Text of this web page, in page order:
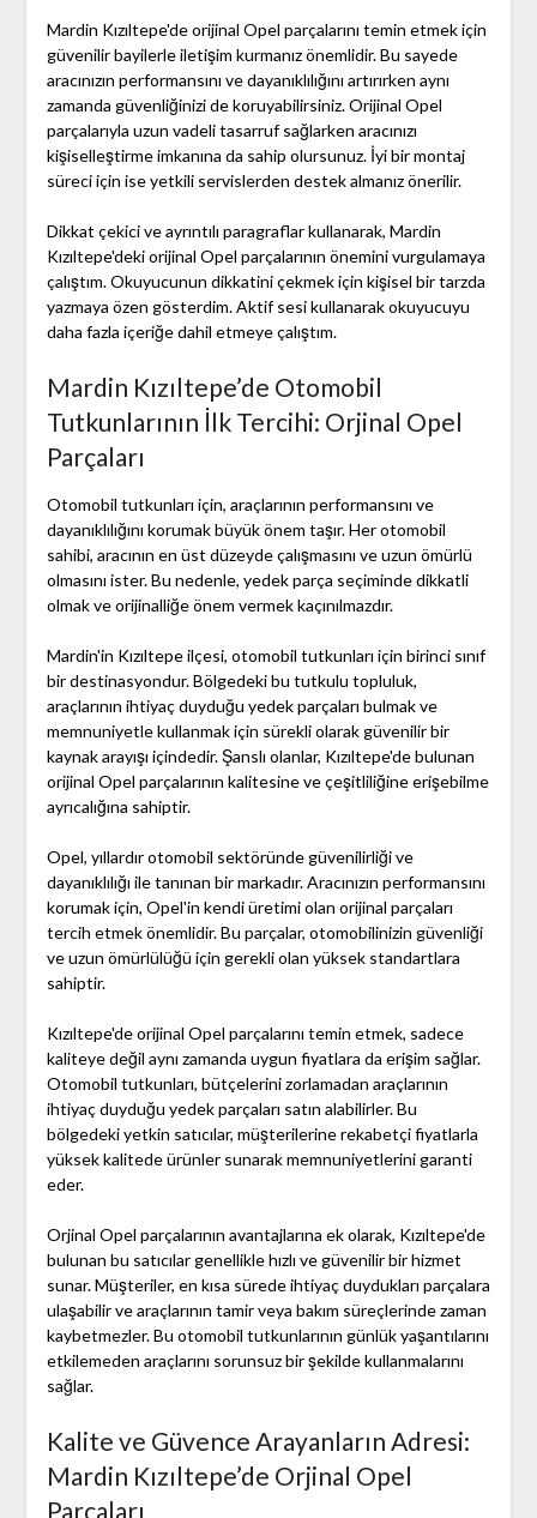
Mardin Kızıltepe'de orijinal Opel parçalarını temin etmek için
güvenilir bayilerle iletişim kurmanız önemlidir. Bu sayede
aracınızın performansını ve dayanıklılığını artırırken aynı
zamanda güvenliğinizi de koruyabilirsiniz. Orijinal Opel
parçalarıyla uzun vadeli tasarruf sağlarken aracınızı
kişiselleştirme imkanına da sahip olursunuz. İyi bir montaj
süreci için ise yetkili servislerden destek almanız önerilir.
Dikkat çekici ve ayrıntılı paragraflar kullanarak, Mardin
Kızıltepe'deki orijinal Opel parçalarının önemini vurgulamaya
çalıştım. Okuyucunun dikkatini çekmek için kişisel bir tarzda
yazmaya özen gösterdim. Aktif sesi kullanarak okuyucuyu
daha fazla içeriğe dahil etmeye çalıştım.
Mardin Kızıltepe’de Otomobil
Tutkunlarının İlk Tercihi: Orjinal Opel
Parçaları
Otomobil tutkunları için, araçlarının performansını ve
dayanıklılığını korumak büyük önem taşır. Her otomobil
sahibi, aracının en üst düzeyde çalışmasını ve uzun ömürlü
olmasını ister. Bu nedenle, yedek parça seçiminde dikkatli
olmak ve orijinalliğe önem vermek kaçınılmazdır.
Mardin'in Kızıltepe ilçesi, otomobil tutkunları için birinci sınıf
bir destinasyondur. Bölgedeki bu tutkulu topluluk,
araçlarının ihtiyaç duyduğu yedek parçaları bulmak ve
memnuniyetle kullanmak için sürekli olarak güvenilir bir
kaynak arayışı içindedir. Şanslı olanlar, Kızıltepe'de bulunan
orijinal Opel parçalarının kalitesine ve çeşitliliğine erişebilme
ayrıcalığına sahiptir.
Opel, yıllardır otomobil sektöründe güvenilirliği ve
dayanıklılığı ile tanınan bir markadır. Aracınızın performansını
korumak için, Opel'in kendi üretimi olan orijinal parçaları
tercih etmek önemlidir. Bu parçalar, otomobilinizin güvenliği
ve uzun ömürlülüğü için gerekli olan yüksek standartlara
sahiptir.
Kızıltepe'de orijinal Opel parçalarını temin etmek, sadece
kaliteye değil aynı zamanda uygun fiyatlara da erişim sağlar.
Otomobil tutkunları, bütçelerini zorlamadan araçlarının
ihtiyaç duyduğu yedek parçaları satın alabilirler. Bu
bölgedeki yetkin satıcılar, müşterilerine rekabetçi fiyatlarla
yüksek kalitede ürünler sunarak memnuniyetlerini garanti
eder.
Orjinal Opel parçalarının avantajlarına ek olarak, Kızıltepe'de
bulunan bu satıcılar genellikle hızlı ve güvenilir bir hizmet
sunar. Müşteriler, en kısa sürede ihtiyaç duydukları parçalara
ulaşabilir ve araçlarının tamir veya bakım süreçlerinde zaman
kaybetmezler. Bu otomobil tutkunlarının günlük yaşantılarını
etkilemeden araçlarını sorunsuz bir şekilde kullanmalarını
sağlar.
Kalite ve Güvence Arayanların Adresi:
Mardin Kızıltepe’de Orjinal Opel
Parçaları